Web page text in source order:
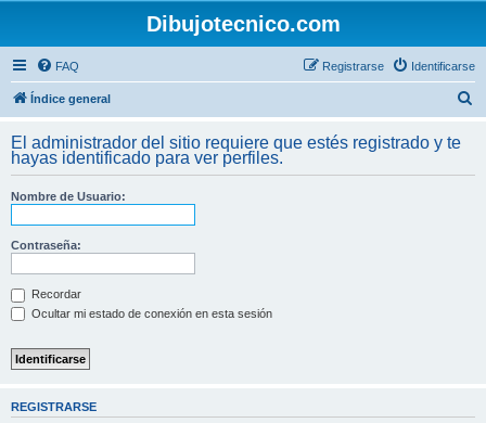
Dibujotecnico.com
FAQ Identificarse
Registrarse
Índice general
c
El administrador del sitio requiere que estés registrado y te
hayas identificado para ver perfiles.
Nombre de Usuario:
Contraseña:
Recordar
Ocultar mi estado de conexión en esta sesión
REGISTRARSE